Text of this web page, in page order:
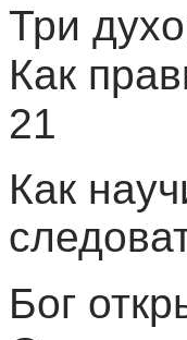
Три
Как
21
Как
Бог